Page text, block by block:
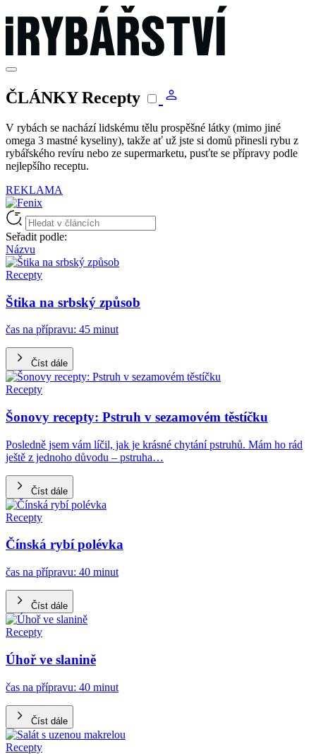
ČLÁNKY Recepty
V rybách se nachází lidskému tělu prospěšné látky (mimo jiné
omega 3 mastné kyseliny), takže ať už jste si domů přinesli rybu z
rybářského revíru nebo ze supermarketu, pusťte se přípravy podle
nejlepšího receptu.
REKLAMA
Seřadit podle:
Názvu
Recepty
Štika na srbský způsob
čas na přípravu: 45 minut
Číst dále
Recepty
Šonovy recepty: Pstruh v sezamovém těstíčku
Posledně jsem vám líčil, jak je krásné chytání pstruhů. Mám ho rád
ještě z jednoho důvodu – pstruha…
Číst dále
Recepty
Čínská rybí polévka
čas na přípravu: 40 minut
Číst dále
Recepty
Úhoř ve slanině
čas na přípravu: 40 minut
Číst dále
Recepty